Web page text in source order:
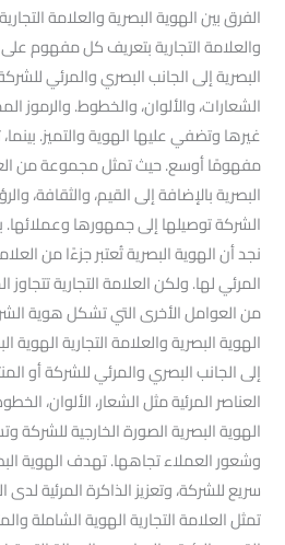
الفرق بين الهوية البصرية والعلامة
والعلامة التجارية بتعريف كل مفهوم
البصرية إلى الجانب البصري والمرئي
الشعارات، والألوان، والخطوط. والرموز
غيرها وتضفي عليها الهوية والتميز. بينما،
مفهومًا أوسع. حيث تمثل مجموعة من
البصرية بالإضافة إلى القيم، والثقافة،
الشركة توصيلها إلى جمهورها
نجد أن الهوية البصرية تُعتبر جزءًا من
المرئي لها. ولكن العلامة التجارية
من العوامل الأخرى التي تشكل هوية
الهوية البصرية والعلامة التجارية الهوية
إلى الجانب البصري والمرئي للشركة أو
العناصر المرئية مثل الشعار، الألوان،
الهوية البصرية الصورة الخارجية
وشعور العملاء تجاهها. تهدف الهوية
سريع للشركة، وتعزيز الذاكرة المرئية لدى
تمثل العلامة التجارية الهوية الشاملة